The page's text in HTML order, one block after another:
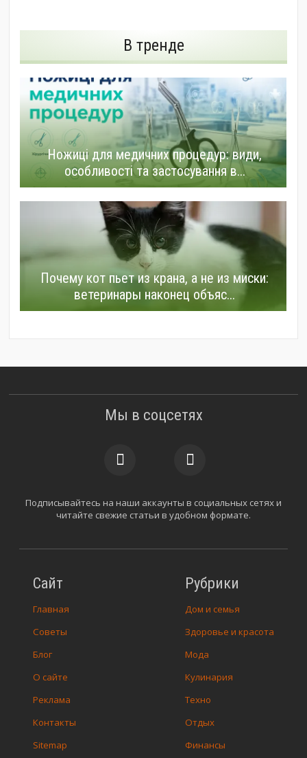
В тренде
Ножиці для медичних процедур: види,
особливості та застосування в...
Почему кот пьет из крана, а не из миски:
ветеринары наконец объяс...
Сайт
Главная
Советы
Блог
О сайте
Реклама
Контакты
Sitemap
Рубрики
Дом и семья
Здоровье и красота
Мода
Кулинария
Техно
Отдых
Финансы
Мы в соцсетях
Подписывайтесь на наши аккаунты в социальных сетях и
читайте свежие статьи в удобном формате.